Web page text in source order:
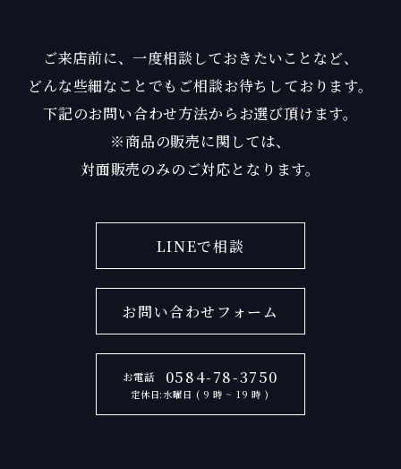
ご来店前に、一度相談しておきたいことなど、
どんな些細なことでもご相談お待ちしております。
下記のお問い合わせ方法からお選び頂けます。
※商品の販売に関しては、
対面販売のみのご対応となります。
LINEで相談
お問い合わせフォーム
お電話 0584-78-3750
定休日:水曜日 ( 9 時 ~ 19 時 )